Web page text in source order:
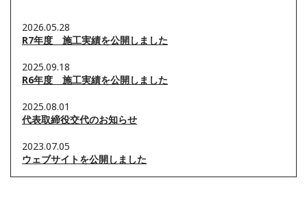
R7年度 施工実績を公開しました
2026.05.28
R6年度 施工実績を公開しました
2025.09.18
代表取締役交代のお知らせ
2025.08.01
ウェブサイトを公開しました
2023.07.05